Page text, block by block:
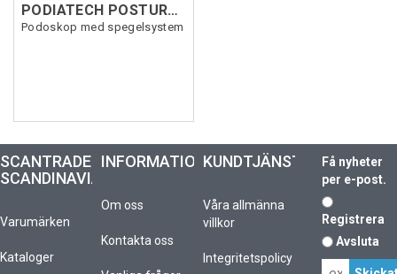
PODIATECH POSTUROSCOPE
Podoskop med spegelsystem
SCANTRADE
SCANDINAVIA
Varumärken
Kataloger
INFORMATION
Om oss
Kontakta oss
KUNDTJÄNST
Våra allmänna
villkor
Integritetspolicy
Få nyheter
per e-post.
Registrera
Avsluta